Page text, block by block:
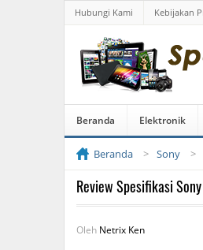
Hubungi Kami Kebijakan
Beranda Elektronik
Beranda Sony
Review Spesifikasi
Oleh Netrix Ken